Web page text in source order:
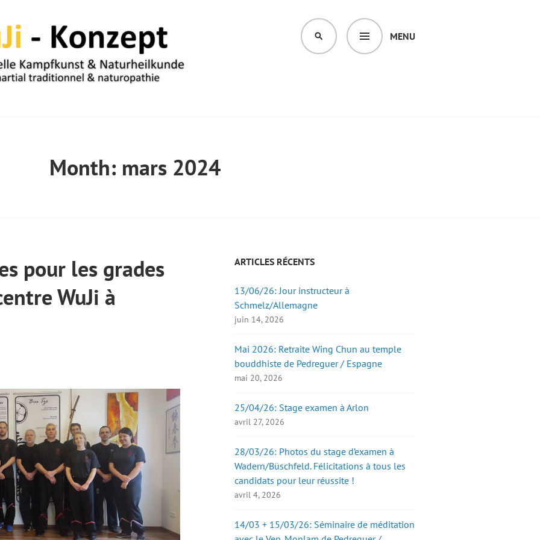
MENU
SEARCH
Month: mars 2024
pour les grades
WuJi à
ARTICLES RÉCENTS
13/06/26: Jour instructeur à
Schmelz/Allemagne
juin 14, 2026
Mai 2026: Retraite Wing Chun au temple
bouddhiste de Pedreguer / Espagne
mai 20, 2026
25/04/26: Stage examen à Arlon
avril 27, 2026
28/03/26: Photos du stage d’examen à
Wadern/Büschfeld. Félicitations à tous les
candidats pour leur réussite !
avril 4, 2026
14/03 + 15/03/26: Séminaire de méditation